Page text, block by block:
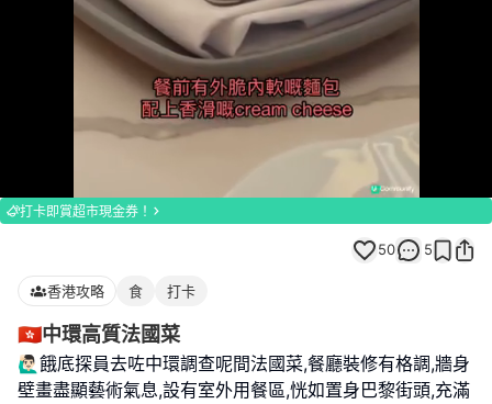
100.00%
打卡即賞超市現金券！
50 5
香港攻略 食 打卡
🇭🇰中環高質法國菜
🙋🏻‍♂️餓底探員去咗中環調查呢間法國菜,餐廳裝修有格調,牆身
壁畫盡顯藝術氣息,設有室外用餐區,恍如置身巴黎街頭,充滿